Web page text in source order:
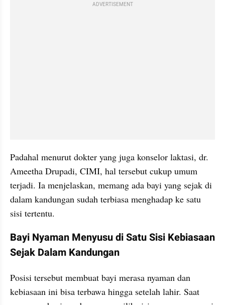
ADVERTISEMENT
Padahal menurut dokter yang juga konselor laktasi, dr.
Ameetha Drupadi, CIMI, hal tersebut cukup umum
terjadi. Ia menjelaskan, memang ada bayi yang sejak di
dalam kandungan sudah terbiasa menghadap ke satu
sisi tertentu.
Bayi Nyaman Menyusu di Satu Sisi Kebiasaan
Sejak Dalam Kandungan
Posisi tersebut membuat bayi merasa nyaman dan
kebiasaan ini bisa terbawa hingga setelah lahir. Saat